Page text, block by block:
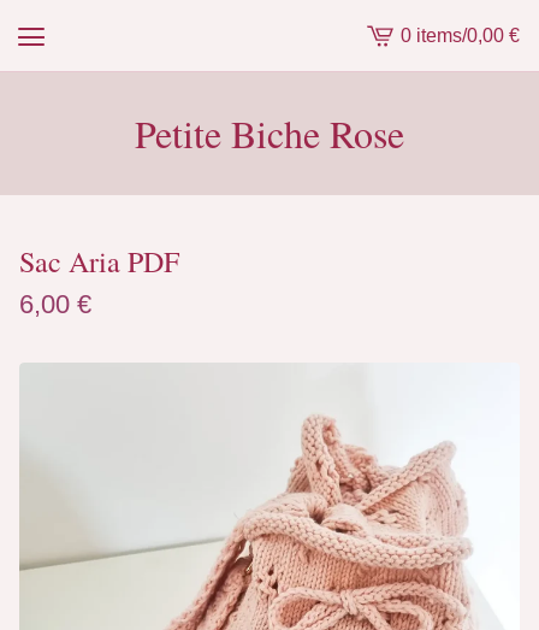
View
cart
0 items/0,00 €
Petite Biche Rose
Sac Aria PDF
6,00 €